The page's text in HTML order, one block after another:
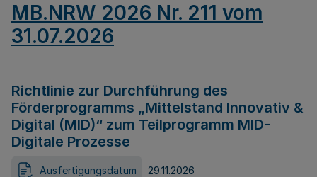
MB.NRW 2026 Nr. 211 vom
31.07.2026
Richtlinie zur Durchführung des
Förderprogramms „Mittelstand Innovativ &
Digital (MID)“ zum Teilprogramm MID-
Digitale Prozesse
Ausfertigungsdatum 29.11.2026